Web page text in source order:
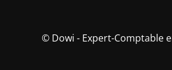
© Dowi - Expert-Comptable